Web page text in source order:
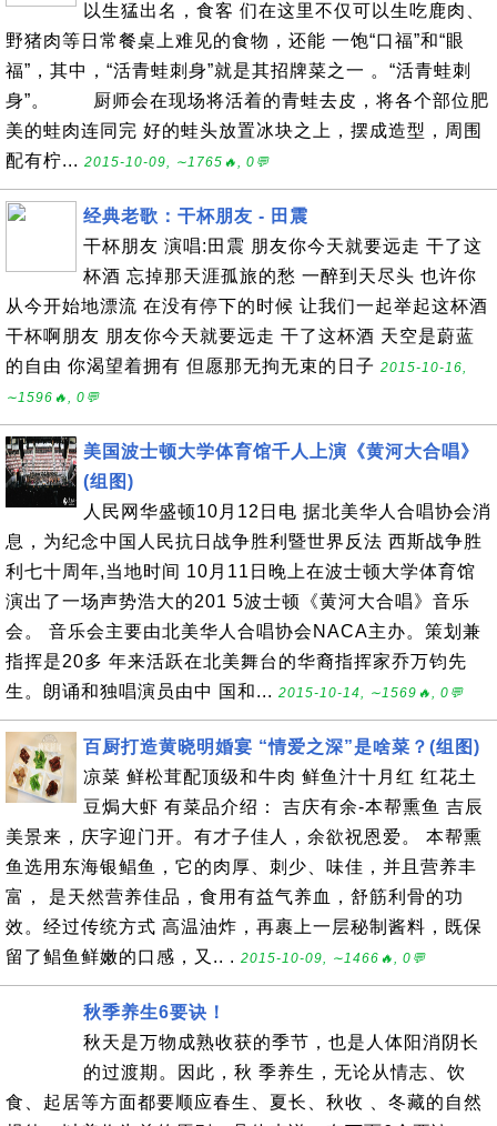
以生猛出名，食客 们在这里不仅可以生吃鹿肉、
野猪肉等日常餐桌上难见的食物，还能 一饱“口福”和“眼
福”，其中，“活青蛙刺身”就是其招牌菜之一 。“活青蛙刺
身”。 厨师会在现场将活着的青蛙去皮，将各个部位肥
美的蛙肉连同完 好的蛙头放置冰块之上，摆成造型，周围
配有柠... 2015-10-09, ∼1765🔥, 0💬
经典老歌：干杯朋友 - 田震
干杯朋友 演唱:田震 朋友你今天就要远走 干了这
杯酒 忘掉那天涯孤旅的愁 一醉到天尽头 也许你
从今开始地漂流 在没有停下的时候 让我们一起举起这杯酒
干杯啊朋友 朋友你今天就要远走 干了这杯酒 天空是蔚蓝
的自由 你渴望着拥有 但愿那无拘无束的日子 2015-10-16,
∼1596🔥, 0💬
美国波士顿大学体育馆千人上演《黄河大合唱》
(组图)
人民网华盛顿10月12日电 据北美华人合唱协会消
息，为纪念中国人民抗日战争胜利暨世界反法 西斯战争胜
利七十周年,当地时间 10月11日晚上在波士顿大学体育馆
演出了一场声势浩大的201 5波士顿《黄河大合唱》音乐
会。 音乐会主要由北美华人合唱协会NACA主办。策划兼
指挥是20多 年来活跃在北美舞台的华裔指挥家乔万钧先
生。朗诵和独唱演员由中 国和... 2015-10-14, ∼1569🔥, 0💬
百厨打造黄晓明婚宴 “情爱之深”是啥菜？(组图)
凉菜 鲜松茸配顶级和牛肉 鲜鱼汁十月红 红花土
豆焗大虾 有菜品介绍： 吉庆有余-本帮熏鱼 吉辰
美景来，庆字迎门开。有才子佳人，余欲祝恩爱。 本帮熏
鱼选用东海银鲳鱼，它的肉厚、刺少、味佳，并且营养丰
富， 是天然营养佳品，食用有益气养血，舒筋利骨的功
效。经过传统方式 高温油炸，再裹上一层秘制酱料，既保
留了鲳鱼鲜嫩的口感，又.. . 2015-10-09, ∼1466🔥, 0💬
秋季养生6要诀！
秋天是万物成熟收获的季节，也是人体阳消阴长
的过渡期。因此，秋 季养生，无论从情志、饮
食、起居等方面都要顺应春生、夏长、秋收 、冬藏的自然